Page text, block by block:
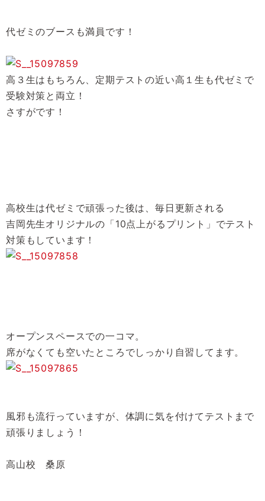
代ゼミのブースも満員です！
高３生はもちろん、定期テストの近い高１生も代ゼミで
受験対策と両立！
さすがです！
高校生は代ゼミで頑張った後は、毎日更新される
吉岡先生オリジナルの「10点上がるプリント」でテスト
対策もしています！
オープンスペースでの一コマ。
席がなくても空いたところでしっかり自習してます。
風邪も流行っていますが、体調に気を付けてテストまで
頑張りましょう！
高山校 桑原